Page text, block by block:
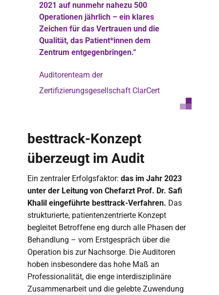
2021 auf nunmehr nahezu 500
Operationen jährlich – ein klares
Zeichen für das Vertrauen und die
Qualität, das Patient*innen dem
Zentrum entgegenbringen.“
Auditorenteam der
Zertifizierungsgesellschaft ClarCert
besttrack-Konzept
überzeugt im Audit
Ein zentraler Erfolgsfaktor: das im Jahr 2023
unter der Leitung von Chefarzt Prof. Dr. Safi
Khalil eingeführte besttrack-Verfahren. Das
strukturierte, patientenzentrierte Konzept
begleitet Betroffene eng durch alle Phasen der
Behandlung – vom Erstgespräch über die
Operation bis zur Nachsorge. Die Auditoren
hoben insbesondere das hohe Maß an
Professionalität, die enge interdisziplinäre
Zusammenarbeit und die gelebte Zuwendung